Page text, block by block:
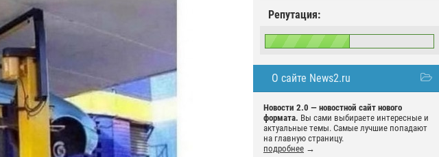
Репутация:
О сайте News2.ru
Новости 2.0 — новостной сайт нового
формата. Вы сами выбираете интересные и
актуальные темы. Самые лучшие попадают
на главную страницу.
подробнее →